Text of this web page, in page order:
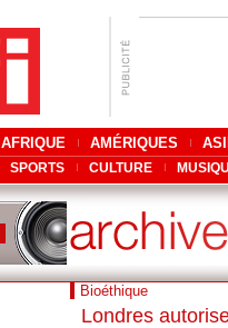
AFRIQUE AMÉRIQUES
SPORTS CULTURE
Bioéthique
Londres